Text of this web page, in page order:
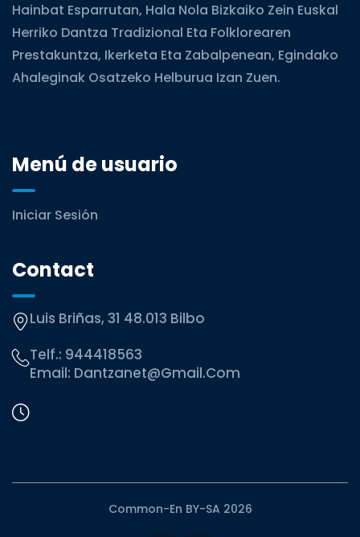
Hainbat Esparrutan, Hala Nola Bizkaiko Zein Euskal
Herriko Dantza Tradizional Eta Folklorearen
Prestakuntza, Ikerketa Eta Zabalpenean, Egindako
Ahaleginak Osatzeko Helburua Izan Zuen.
Menú de usuario
Iniciar Sesión
Contact
Luis Briñas, 31 48.013 Bilbo
Telf.: 944418563
Email: Dantzanet@gmail.com
Common-En BY-SA 2026